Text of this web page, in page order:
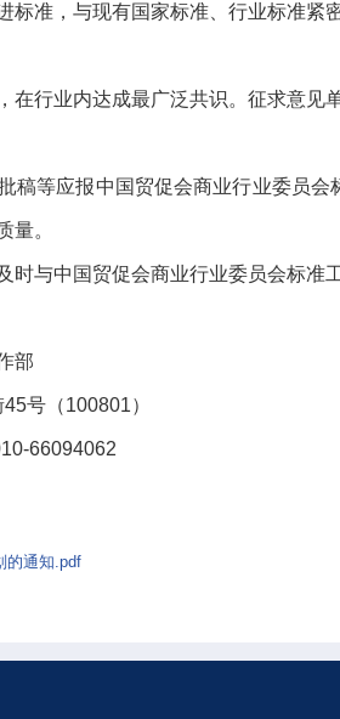
标准，与现有国家标准、行业标准紧
在行业内达成最广泛共识。征求意见
稿等应报中国贸促会商业行业委员
量。
时与中国贸促会商业行业委员会标准
部
号（100801）
66094062
的通知.pdf